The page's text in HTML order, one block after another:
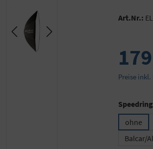
Art.Nr.:
Preise
Speedring
ohne
Balcar/